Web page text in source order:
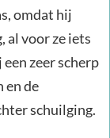
omdat hij
al voor ze iets
zeer scherp
en de
schuilging.